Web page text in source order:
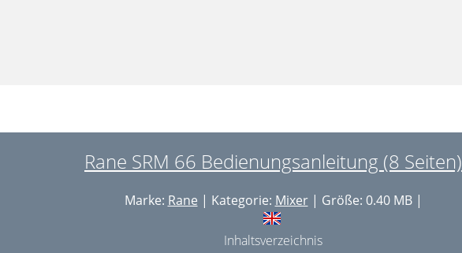
Rane SRM 66 Bedienungsanleitung (8 Seiten)
Marke: Rane | Kategorie: Mixer| Größe: 0.40 MB |
Inhaltsverzeichnis